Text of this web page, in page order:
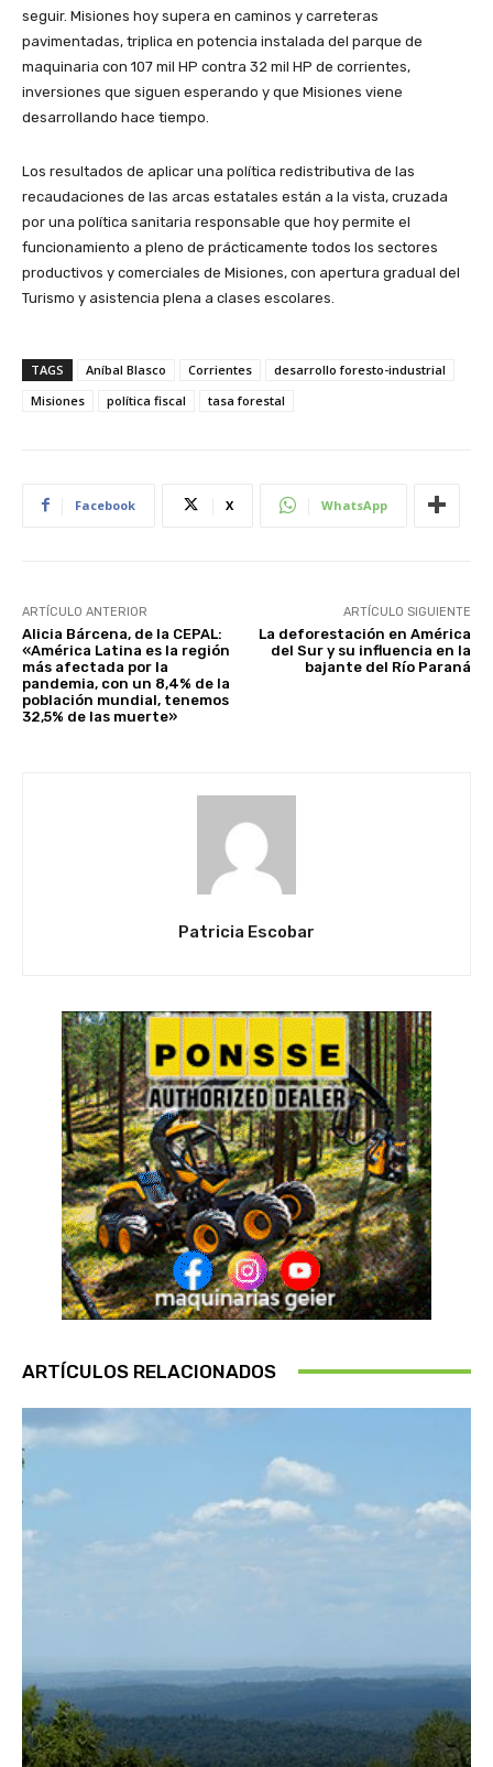
seguir. Misiones hoy supera en caminos y carreteras
pavimentadas, triplica en potencia instalada del parque de
maquinaria con 107 mil HP contra 32 mil HP de corrientes,
inversiones que siguen esperando y que Misiones viene
desarrollando hace tiempo.
Los resultados de aplicar una política redistributiva de las
recaudaciones de las arcas estatales están a la vista, cruzada
por una política sanitaria responsable que hoy permite el
funcionamiento a pleno de prácticamente todos los sectores
productivos y comerciales de Misiones, con apertura gradual del
Turismo y asistencia plena a clases escolares.
TAGS Aníbal Blasco Corrientes
desarrollo foresto-industrial
Misiones
política fiscal tasa forestal
Facebook X WhatsApp
ARTÍCULO ANTERIOR
Alicia Bárcena, de la CEPAL:
«América Latina es la región
más afectada por la
pandemia, con un 8,4% de la
población mundial, tenemos
32,5% de las muerte»
ARTÍCULO SIGUIENTE
La deforestación en América
del Sur y su influencia en la
bajante del Río Paraná
Patricia Escobar
ARTÍCULOS RELACIONADOS